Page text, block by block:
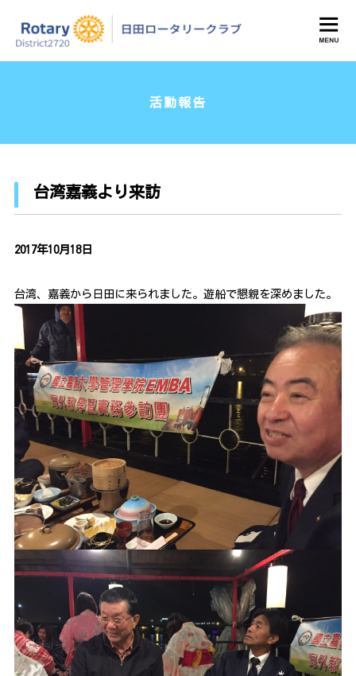
日田ロータリークラブ
活動報告
台湾嘉義より来訪
2017年10月18日
台湾、嘉義から日田に来られました。遊船で懇親を深めました。